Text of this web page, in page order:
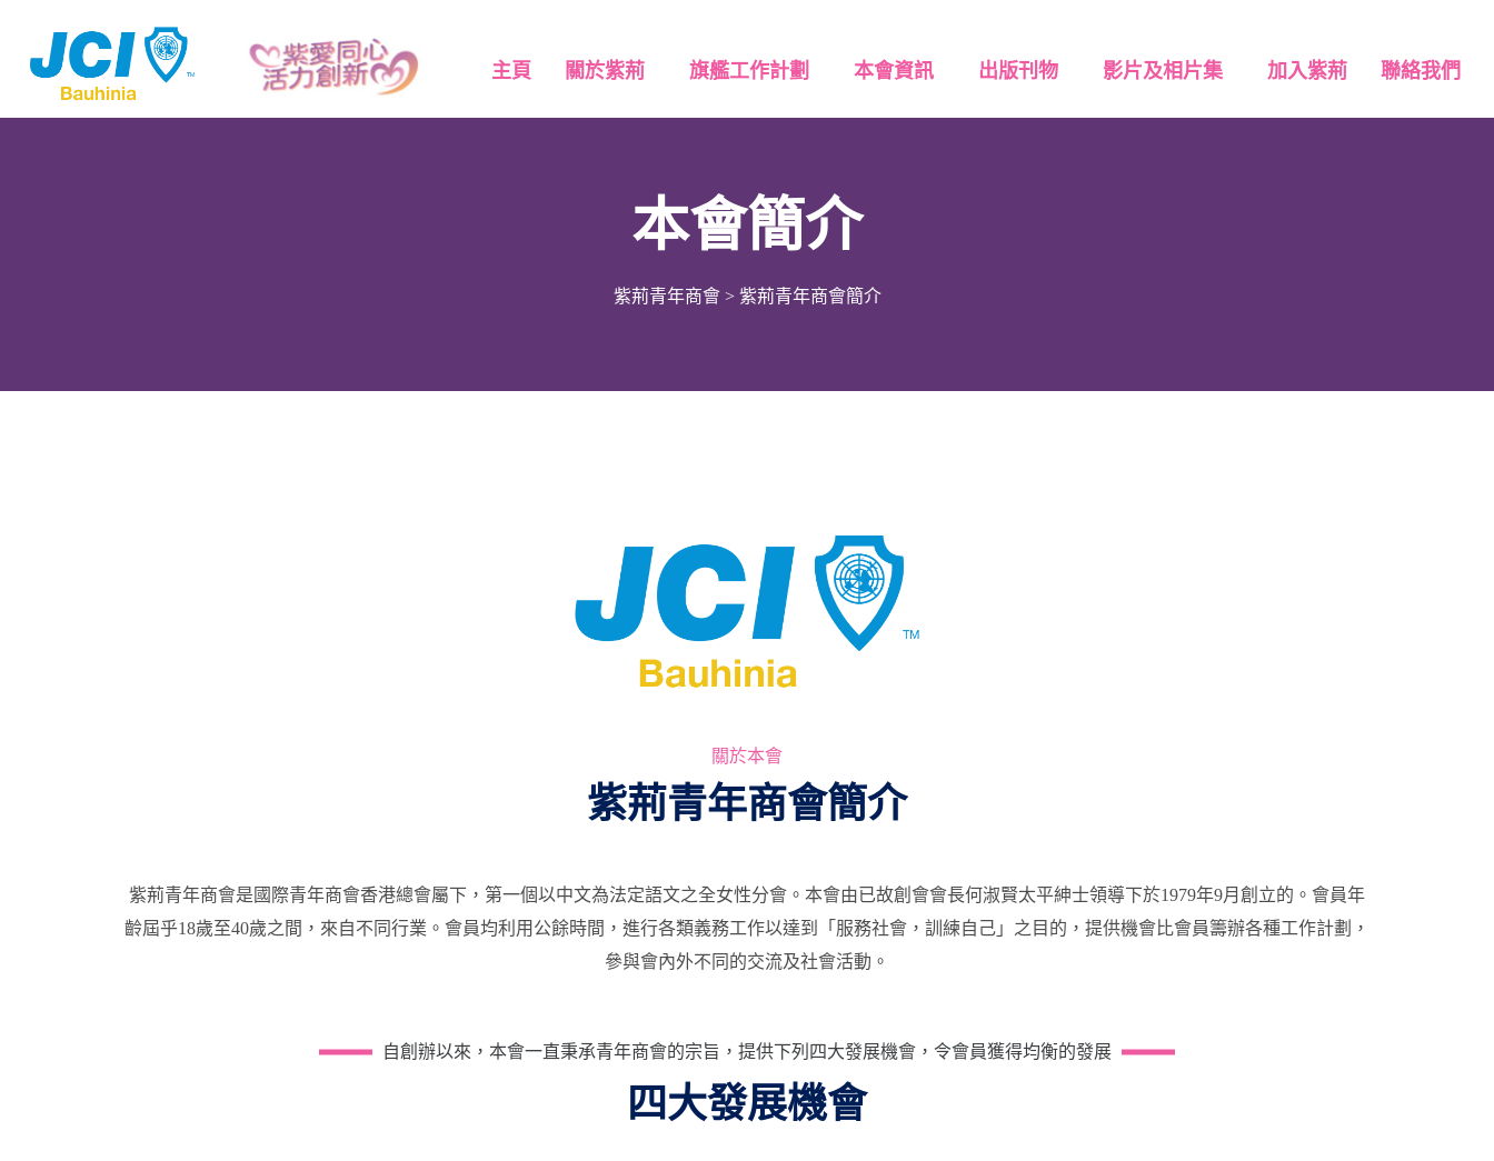
主頁 關於紫荊 旗艦工作計劃 本會資訊 出版刊物 影片及相片集 加入紫荊 聯絡我們
本會簡介
紫荊青年商會> 紫荊青年商會簡介
關於本會
紫荊青年商會簡介
紫荊青年商會是國際青年商會香港總會屬下，第一個以中文為法定語文之全女性分會。本會由已故創會會長何淑賢太平紳士領導下於1979年9月創立的。會員年
齡屆乎18歲至40歲之間，來自不同行業。會員均利用公餘時間，進行各類義務工作以達到「服務社會，訓練自己」之目的，提供機會比會員籌辦各種工作計劃，
參與會內外不同的交流及社會活動。
自創辦以來，本會一直秉承青年商會的宗旨，提供下列四大發展機會，令會員獲得均衡的發展
四大發展機會